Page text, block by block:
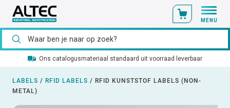
MENU
Ons catalogusmateriaal standaard uit voorraad leverbaar
LABELS / RFID LABELS / RFID KUNSTSTOF LABELS (NON-
METAL)